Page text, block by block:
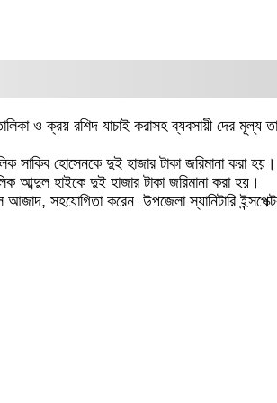
ও ক্রয় রশিদ যাচাই করাসহ ব্যবসায়ী দের মূল্য
সাকিব হোসেনকে দুই হাজার টাকা জরিমানা করা হয়।
আব্দুল হাইকে দুই হাজার টাকা জরিমানা করা হয়।
সহযোগিতা করেন উপজেলা স্যানিটারি